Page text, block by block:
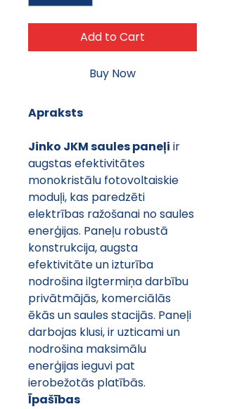
Add to Cart
Buy Now
Apraksts
Jinko JKM saules paneļi ir
augstas efektivitātes
monokristālu fotovoltaiskie
moduļi, kas paredzēti
elektrības ražošanai no saules
enerģijas. Paneļu robustā
konstrukcija, augsta
efektivitāte un izturība
nodrošina ilgtermiņa darbību
privātmājās, komerciālās
ēkās un saules stacijās. Paneļi
darbojas klusi, ir uzticami un
nodrošina maksimālu
enerģijas ieguvi pat
ierobežotās platībās.
Īpašības